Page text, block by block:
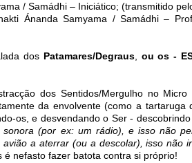
/ Samádhi – Iniciático; (transmitido
Samyama / Samádhi –
dos Patamares/Degraus, ou os -
dos Sentidos/Mergulho no
da envolvente (como a
os, e desvendando o Ser - descobrindo
(por ex: um rádio), e isso não
a aterrar (ou a descolar), isso não
é nefasto fazer batota contra si próprio!